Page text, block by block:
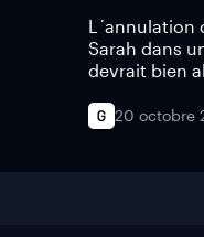
L´annulation
Sarah dans
devrait bien
20 octobre